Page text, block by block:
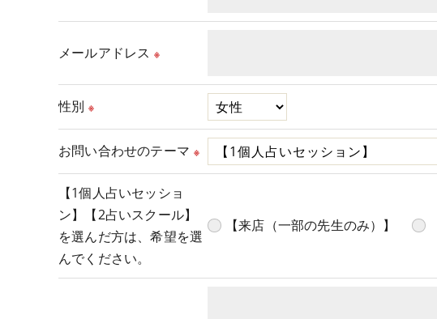
メールアドレス ※
性別 ※
お問い合わせのテーマ ※
【1個人占いセッショ
ン】【2占いスクール】
を選んだ方は、希望を選
んでください。
【来店（一部の先生のみ）】